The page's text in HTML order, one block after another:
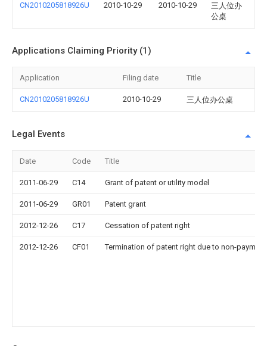
CN2010205818926U 2010-10-29 2010-10-29
三人位办
公桌
Applications Claiming Priority (1)
Application Filing date Title
CN2010205818926U 2010-10-29 三人位办公桌
Legal Events
Date Code Title
2011-06-29 C14 Grant of patent or utility model
2011-06-29 GR01 Patent grant
2012-12-26 C17 Cessation of patent right
2012-12-26 CF01 Termination of patent right due to non-